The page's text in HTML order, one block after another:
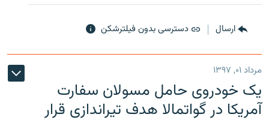
ارسال دسترسی بدون فیلترشکن
مرداد ۰۱, ۱۳۹۷
یک خودروی حامل مسولان سفارت
آمریکا در گواتمالا هدف تیراندازی قرار